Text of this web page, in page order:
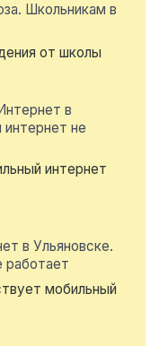
Школьникам в
от школы
в
не
интернет
в Ульяновске.
работает
мобильный